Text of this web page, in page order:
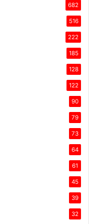
682
516
222
185
128
122
90
79
73
64
61
45
39
32